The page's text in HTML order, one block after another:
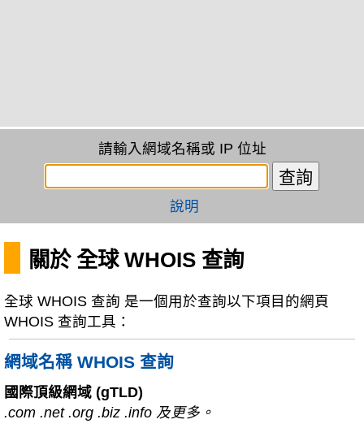
請輸入網域名稱或 IP 位址
說明
關於 全球 WHOIS 查詢
全球 WHOIS 查詢 是一個用於查詢以下項目的網頁
WHOIS 查詢工具：
網域名稱 WHOIS 查詢
國際頂級網域 (gTLD)
.com .net .org .biz .info 及更多。